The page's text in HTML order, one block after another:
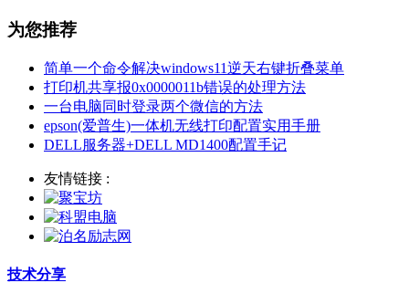
为您推荐
简单一个命令解决windows11逆天右键折叠菜单
打印机共享报0x0000011b错误的处理方法
一台电脑同时登录两个微信的方法
epson(爱普生)一体机无线打印配置实用手册
DELL服务器+DELL MD1400配置手记
友情链接 :
技术分享